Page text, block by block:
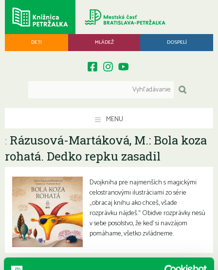
DETI MLÁDEŽ DOSPELÍ
MENU
: Rázusová-Martáková, M.: Bola koza
rohatá. Dedko repku zasadil
Dvojkniha pre najmenších s magickými
celostranovými ilustráciami zo série
„obracaj knihu ako chceš, všade
rozprávku nájdeš.“ Obidve rozprávky nesú
v sebe posolstvo, že keď si navzájom
pomáhame, všetko zvládneme.